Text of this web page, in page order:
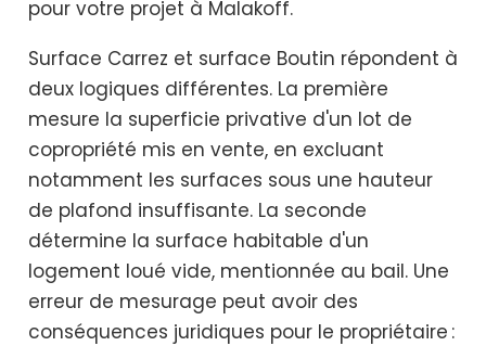
pour votre projet à Malakoff.
Surface Carrez et surface Boutin répondent à
deux logiques différentes. La première
mesure la superficie privative d'un lot de
copropriété mis en vente, en excluant
notamment les surfaces sous une hauteur
de plafond insuffisante. La seconde
détermine la surface habitable d'un
logement loué vide, mentionnée au bail. Une
erreur de mesurage peut avoir des
conséquences juridiques pour le propriétaire :